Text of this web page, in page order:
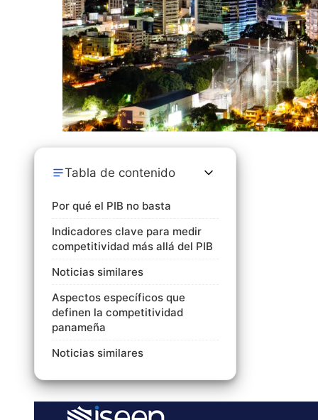
Tabla de contenido
Por qué el PIB no basta
Indicadores clave para medir
competitividad más allá del PIB
Noticias similares
Aspectos específicos que
definen la competitividad
panameña
Noticias similares